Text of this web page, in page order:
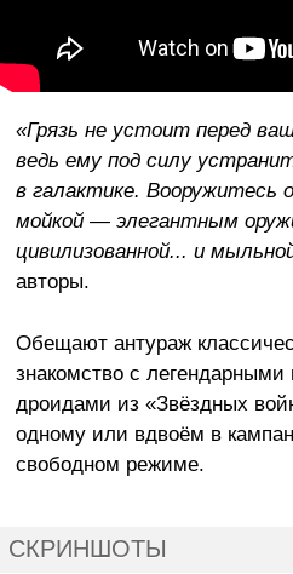
«Грязь не устоит перед
ведь ему под силу
в галактике. Вооружитесь
мойкой — элегантным
цивилизованной... и
авторы.
Обещают антураж
знакомство с
дроидами из «Звёздных
одному или вдвоём в
свободном режиме.
СКРИНШОТЫ